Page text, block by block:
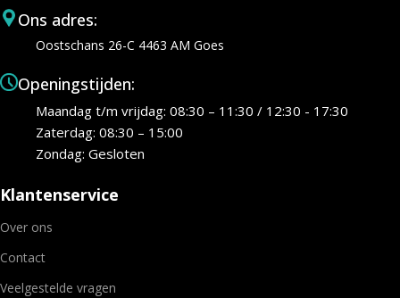
Ons adres:
Oostschans 26-C 4463 AM Goes
Openingstijden:
Maandag t/m vrijdag: 08:30 – 11:30 / 12:30 - 17:30
Zaterdag: 08:30 – 15:00
Zondag: Gesloten
Klantenservice
Over ons
Contact
Veelgestelde vragen